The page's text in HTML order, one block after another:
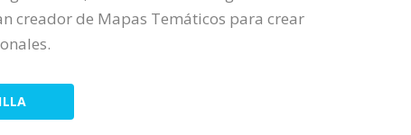
creador de Mapas Temáticos para crear